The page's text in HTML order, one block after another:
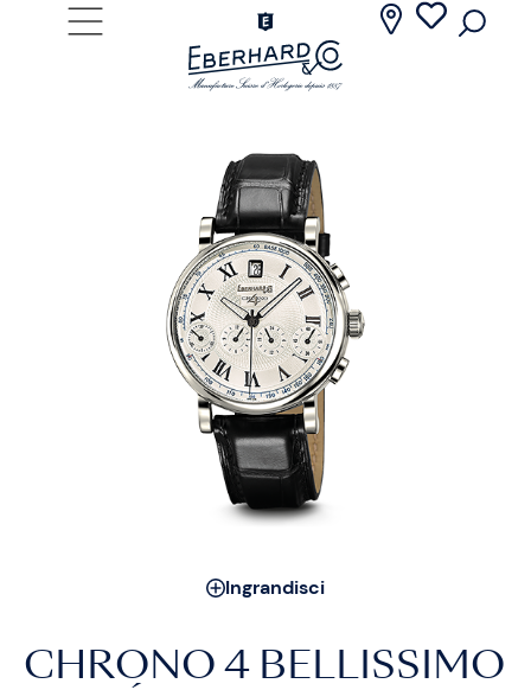
Ingrandisci
CHRONO 4 BELLISSIMO